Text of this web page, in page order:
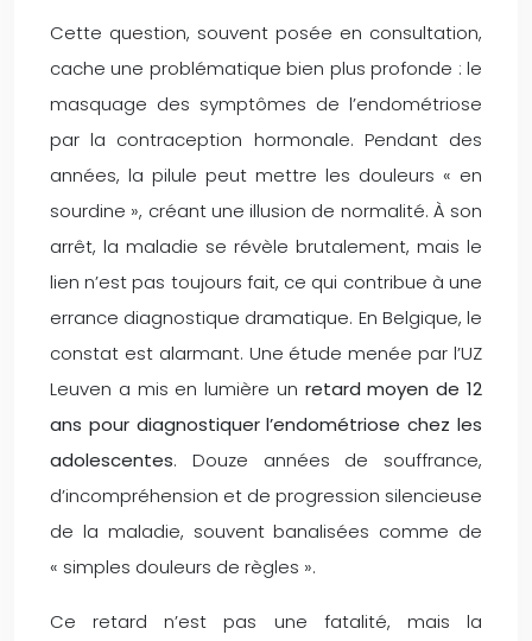
Cette question, souvent posée en consultation,
cache une problématique bien plus profonde : le
masquage des symptômes de l’endométriose
par la contraception hormonale. Pendant des
années, la pilule peut mettre les douleurs « en
sourdine », créant une illusion de normalité. À son
arrêt, la maladie se révèle brutalement, mais le
lien n’est pas toujours fait, ce qui contribue à une
errance diagnostique dramatique. En Belgique, le
constat est alarmant. Une étude menée par l’UZ
Leuven a mis en lumière un retard moyen de 12
ans pour diagnostiquer l’endométriose chez les
adolescentes. Douze années de souffrance,
d’incompréhension et de progression silencieuse
de la maladie, souvent banalisées comme de
« simples douleurs de règles ».
Ce retard n’est pas une fatalité, mais la